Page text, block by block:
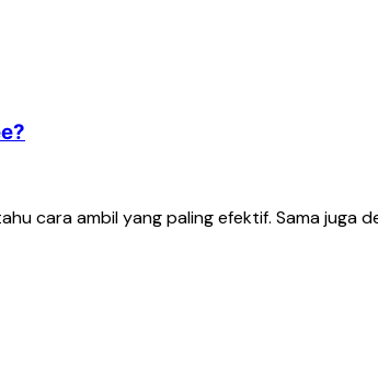
cara ambil yang paling efektif. Sama juga